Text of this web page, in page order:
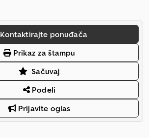
Kontaktirajte ponuđača
Prikaz za štampu
Sačuvaj
Podeli
Prijavite oglas